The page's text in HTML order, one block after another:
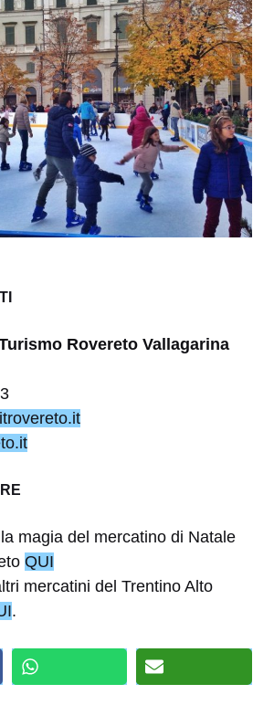
Rovereto Vallagarina
magia del mercatino di Natale
QUI
mercatini del Trentino Alto
.